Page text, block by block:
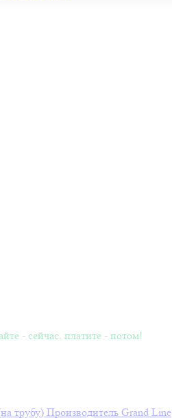
- сейчас, платите - потом!
трубу) Производитель Grand Line